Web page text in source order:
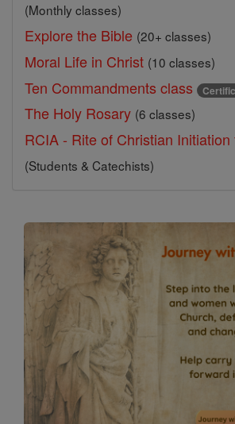
(Monthly classes)
Explore the Bible (20+ classes)
Moral Life in Christ (10 classes)
Ten Commandments class
The Holy Rosary (6 classes)
RCIA - Rite of Christian Initiation
(Students & Catechists)